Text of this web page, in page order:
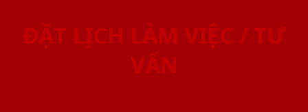
ĐẶT LỊCH LÀM VIỆC / TƯ
VẤN